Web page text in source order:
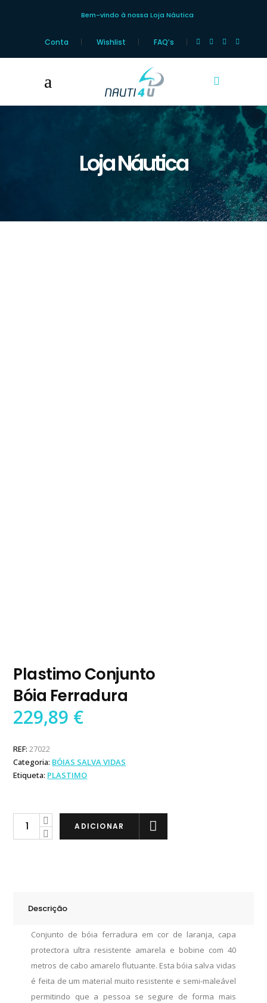
Bem-vindo à nossa Loja Náutica
Conta Wishlist FAQ’s
Loja Náutica
Plastimo Conjunto
Bóia Ferradura
229,89 €
REF:27022
Categoria: BÓIAS SALVA VIDAS
Etiqueta: PLASTIMO
Plastimo
Conjunto
ADICIONAR
Descrição
Conjunto de bóia ferradura em cor de laranja, capa
protectora ultra resistente amarela e bobine com 40
metros de cabo amarelo flutuante. Esta bóia salva vidas
é feita de um material muito resistente e semi-maleável
permitindo que a pessoa se segure de forma mais